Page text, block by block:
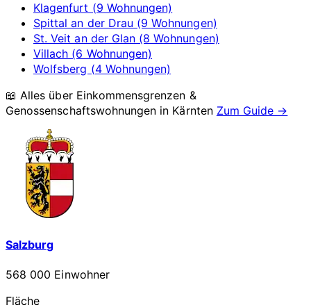
Klagenfurt (9 Wohnungen)
Spittal an der Drau (9 Wohnungen)
St. Veit an der Glan (8 Wohnungen)
Villach (6 Wohnungen)
Wolfsberg (4 Wohnungen)
📖 Alles über Einkommensgrenzen &
Genossenschaftswohnungen in Kärnten Zum Guide →
Salzburg
568 000 Einwohner
Fläche